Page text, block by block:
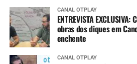
CANAL OTPLAY
ENTREVISTA
obras dos diques em
enchente
CANAL OTPLAY